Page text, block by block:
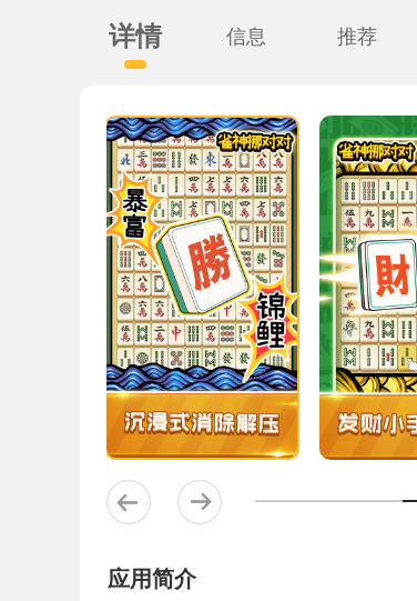
详情 信息 推荐
应用简介